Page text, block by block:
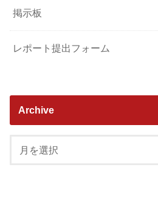
掲示板
レポート提出フォーム
Archive